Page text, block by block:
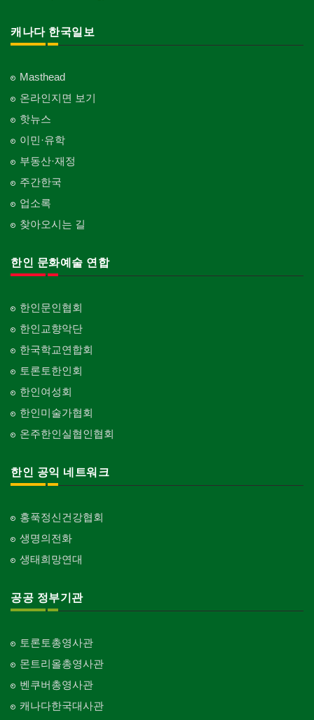
캐나다 한국일보
Masthead
온라인지면 보기
핫뉴스
이민·유학
부동산·재정
주간한국
업소록
찾아오시는 길
한인 문화예술 연합
한인문인협회
한인교향악단
한국학교연합회
토론토한인회
한인여성회
한인미술가협회
온주한인실협인협회
한인 공익 네트워크
홍푹정신건강협회
생명의전화
생태희망연대
공공 정부기관
토론토총영사관
몬트리올총영사관
벤쿠버총영사관
캐나다한국대사관